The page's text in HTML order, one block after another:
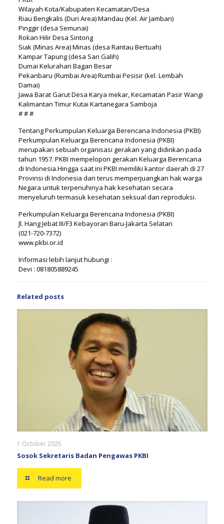
Wilayah Kota/Kabupaten Kecamatan/Desa
Riau Bengkalis (Duri Area) Mandau (Kel. Air Jamban)
Pinggir (desa Semunai)
Rokan Hilir Desa Sintong
Siak (Minas Area) Minas (desa Rantau Bertuah)
Kampar Tapung (desa Sari Galih)
Dumai Kelurahan Bagan Besar
Pekanbaru (Rumbai Area) Rumbai Pesisir (kel. Lembah
Damai)
Jawa Barat Garut Desa Karya mekar, Kecamatan Pasir Wangi
Kalimantan Timur Kutai Kartanegara Samboja
# # #
Tentang Perkumpulan Keluarga Berencana Indonesia (PKBI)
Perkumpulan Keluarga Berencana Indonesia (PKBI)
merupakan sebuah organisasi gerakan yang didirikan pada
tahun 1957. PKBI mempelopori gerakan Keluarga Berencana
di Indonesia.Hingga saat ini PKBI memiliki kantor daerah di 27
Provinsi di Indonesia dan terus memperjuangkan hak warga
Negara untuk terpenuhinya hak kesehatan secara
menyeluruh termasuk kesehatan seksual dan reproduksi.
Perkumpulan Keluarga Berencana Indonesia (PKBI)
Jl. Hang Jebat III/F3 Kebayoran Baru-Jakarta Selatan
(021-720-7372)
www.pkbi.or.id
Informasi lebih lanjut hubungi :
Devi : 081805889245
Related posts
1 October 2025
Sosok Sekretaris Badan Pengawas PKBI
Read more